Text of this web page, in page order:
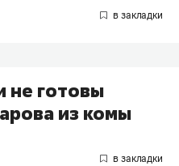
не готовы
из комы